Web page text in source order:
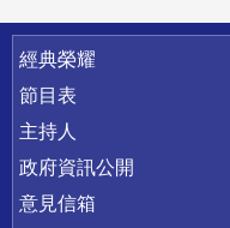
快速連結
經典榮耀
節目表
主持人
政府資訊公開
意見信箱